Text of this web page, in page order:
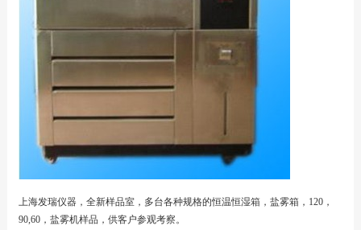
上海发瑞仪器，全新样品室，多台各种规格的恒温恒湿箱，盐雾箱，120，
90,60，盐雾机样品，供客户参观考察。